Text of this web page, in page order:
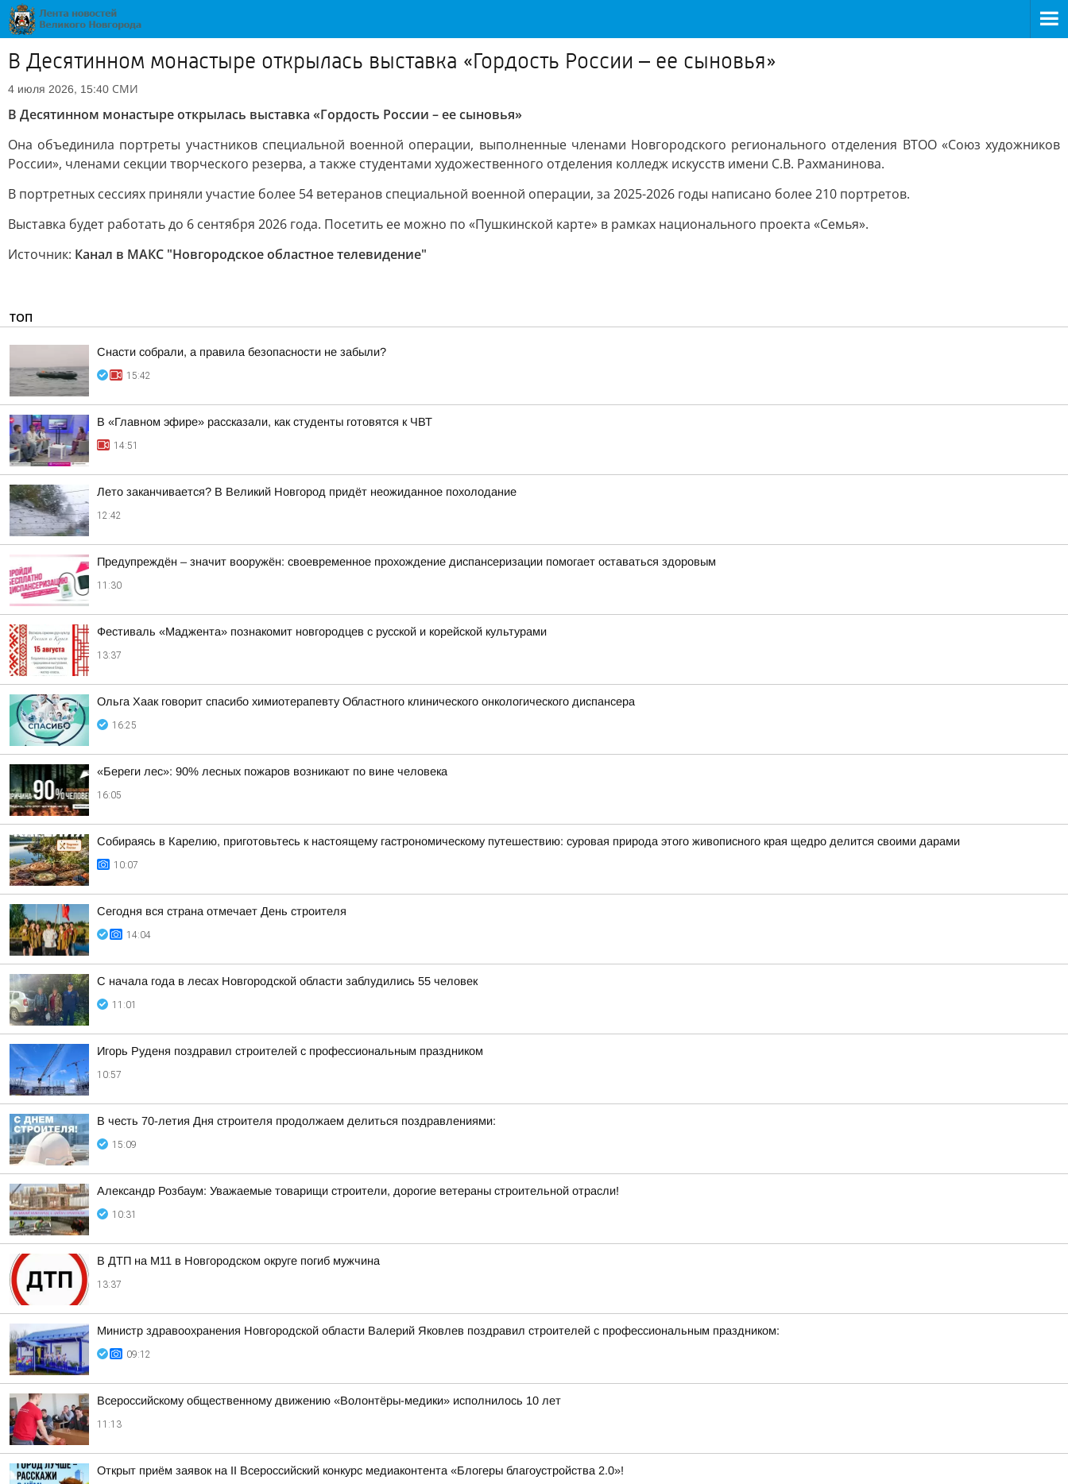
В Десятинном монастыре открылась выставка «Гордость России – ее сыновья»
4 июля 2026, 15:40 СМИ
В Десятинном монастыре открылась выставка «Гордость России – ее сыновья»
Она объединила портреты участников специальной военной операции, выполненные членами Новгородского регионального отделения ВТОО «Союз художников
России», членами секции творческого резерва, а также студентами художественного отделения колледж искусств имени С.В. Рахманинова.
В портретных сессиях приняли участие более 54 ветеранов специальной военной операции, за 2025-2026 годы написано более 210 портретов.
Выставка будет работать до 6 сентября 2026 года. Посетить ее можно по «Пушкинской карте» в рамках национального проекта «Семья».
Источник: Канал в МАКС "Новгородское областное телевидение"
ТОП
Снасти собрали, а правила безопасности не забыли?
15:42
В «Главном эфире» рассказали, как студенты готовятся к ЧВТ
14:51
Лето заканчивается? В Великий Новгород придёт неожиданное похолодание
12:42
Предупреждён – значит вооружён: своевременное прохождение диспансеризации помогает оставаться здоровым
11:30
Фестиваль «Маджента» познакомит новгородцев с русской и корейской культурами
13:37
Ольга Хаак говорит спасибо химиотерапевту Областного клинического онкологического диспансера
16:25
«Береги лес»: 90% лесных пожаров возникают по вине человека
16:05
Собираясь в Карелию, приготовьтесь к настоящему гастрономическому путешествию: суровая природа этого живописного края щедро делится своими дарами
10:07
Сегодня вся страна отмечает День строителя
14:04
С начала года в лесах Новгородской области заблудились 55 человек
11:01
Игорь Руденя поздравил строителей с профессиональным праздником
10:57
В честь 70-летия Дня строителя продолжаем делиться поздравлениями:
15:09
Александр Розбаум: Уважаемые товарищи строители, дорогие ветераны строительной отрасли!
10:31
В ДТП на М11 в Новгородском округе погиб мужчина
13:37
Министр здравоохранения Новгородской области Валерий Яковлев поздравил строителей с профессиональным праздником:
09:12
Всероссийскому общественному движению «Волонтёры-медики» исполнилось 10 лет
11:13
Открыт приём заявок на II Всероссийский конкурс медиаконтента «Блогеры благоустройства 2.0»!